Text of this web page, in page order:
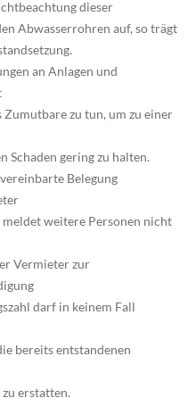
dieser
Abwasserrohren auf, so trägt
an Anlagen und
zu tun, um zu einer
Schaden gering zu halten.
Belegung
weitere Personen nicht
Vermieter zur
darf in keinem Fall
bereits entstandenen
erstatten.